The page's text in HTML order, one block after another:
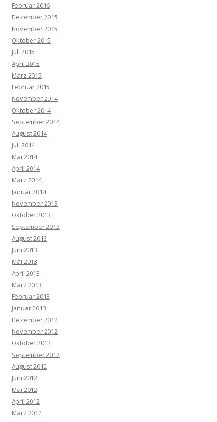
Februar 2016
Dezember 2015
November 2015
Oktober 2015
Juli 2015
April 2015
März 2015
Februar 2015
November 2014
Oktober 2014
September 2014
August 2014
Juli 2014
Mai 2014
April 2014
März 2014
Januar 2014
November 2013
Oktober 2013
September 2013
August 2013
Juni 2013
Mai 2013
April 2013
März 2013
Februar 2013
Januar 2013
Dezember 2012
November 2012
Oktober 2012
September 2012
August 2012
Juni 2012
Mai 2012
April 2012
März 2012